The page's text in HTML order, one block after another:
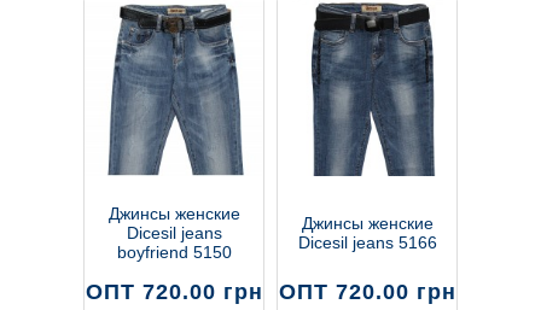
Джинсы женские
Dicesil jeans
boyfriend 5150
ОПТ 720.00 грн
Джинсы женские
Dicesil jeans 5166
ОПТ 720.00 грн